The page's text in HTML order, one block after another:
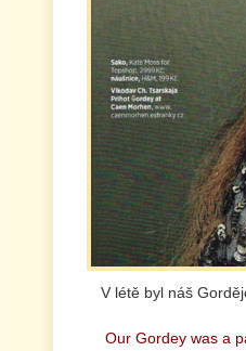
V létě byl náš
Our Gordey was a